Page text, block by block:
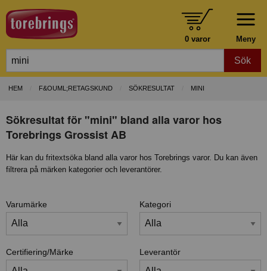
Meny
0 varor
Sök
HEM F&OUML;RETAGSKUND SÖKRESULTAT MINI
Sökresultat för "mini" bland alla varor hos
Torebrings Grossist AB
Här kan du fritextsöka bland alla varor hos Torebrings varor. Du kan även
filtrera på märken kategorier och leverantörer.
Varumärke Kategori
Certifiering/Märke Leverantör